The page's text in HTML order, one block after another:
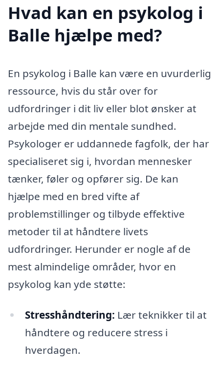
Hvad kan en psykolog i
Balle hjælpe med?
En psykolog i Balle kan være en uvurderlig
ressource, hvis du står over for
udfordringer i dit liv eller blot ønsker at
arbejde med din mentale sundhed.
Psykologer er uddannede fagfolk, der har
specialiseret sig i, hvordan mennesker
tænker, føler og opfører sig. De kan
hjælpe med en bred vifte af
problemstillinger og tilbyde effektive
metoder til at håndtere livets
udfordringer. Herunder er nogle af de
mest almindelige områder, hvor en
psykolog kan yde støtte:
Stresshåndtering: Lær teknikker til at
håndtere og reducere stress i
hverdagen.